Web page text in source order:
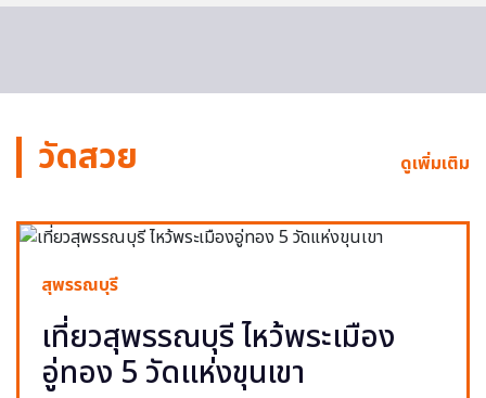
วัดสวย ดูเพิ่มเติม
สุพรรณบุรี
เที่ยวสุพรรณบุรี ไหว้พระเมือง
อู่ทอง 5 วัดแห่งขุนเขา